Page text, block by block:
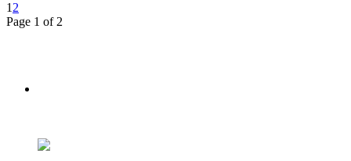
1 2
Page 1 of 2